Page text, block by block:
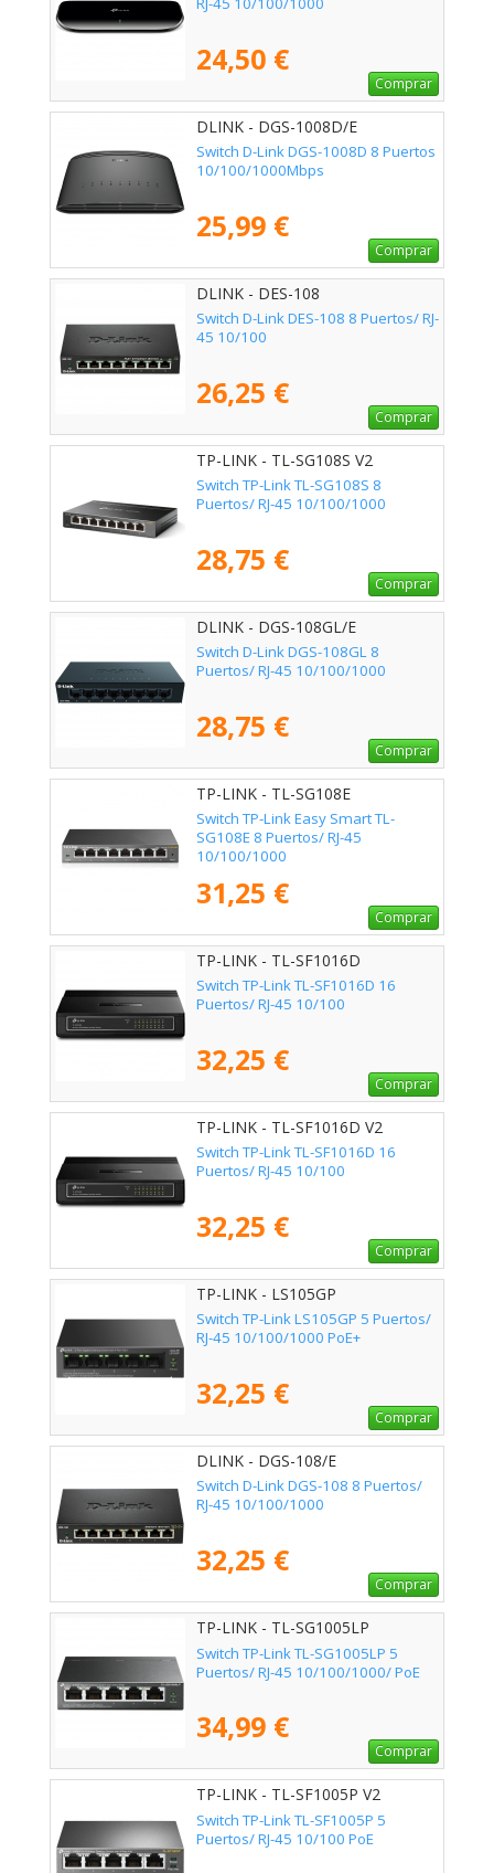
24,50 €
Comprar
DLINK - DGS-1008D/E
Switch D-Link DGS-1008D 8 Puertos
10/100/1000Mbps
25,99 €
Comprar
DLINK - DES-108
Switch D-Link DES-108 8 Puertos/ RJ-
45 10/100
26,25 €
Comprar
TP-LINK - TL-SG108S V2
Switch TP-Link TL-SG108S 8
Puertos/ RJ-45 10/100/1000
28,75 €
Comprar
DLINK - DGS-108GL/E
Switch D-Link DGS-108GL 8
Puertos/ RJ-45 10/100/1000
28,75 €
Comprar
TP-LINK - TL-SG108E
Switch TP-Link Easy Smart TL-
SG108E 8 Puertos/ RJ-45
10/100/1000
31,25 €
Comprar
TP-LINK - TL-SF1016D
Switch TP-Link TL-SF1016D 16
Puertos/ RJ-45 10/100
32,25 €
Comprar
TP-LINK - TL-SF1016D V2
Switch TP-Link TL-SF1016D 16
Puertos/ RJ-45 10/100
32,25 €
Comprar
TP-LINK - LS105GP
Switch TP-Link LS105GP 5 Puertos/
RJ-45 10/100/1000 PoE+
32,25 €
Comprar
DLINK - DGS-108/E
Switch D-Link DGS-108 8 Puertos/
RJ-45 10/100/1000
32,25 €
Comprar
TP-LINK - TL-SG1005LP
Switch TP-Link TL-SG1005LP 5
Puertos/ RJ-45 10/100/1000/ PoE
34,99 €
Comprar
TP-LINK - TL-SF1005P V2
Switch TP-Link TL-SF1005P 5
Puertos/ RJ-45 10/100 PoE